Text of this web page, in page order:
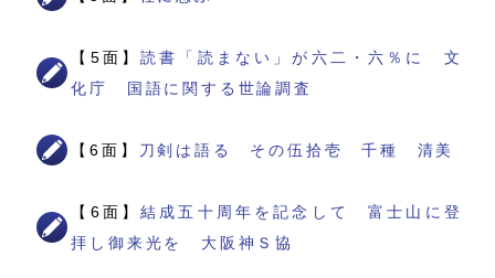
【5面】読書「読まない」が六二・六％に 文
化庁 国語に関する世論調査
【6面】 刀剣は語る その伍拾壱 千種 清美
【6面】結成五十周年を記念して 富士山に登
拝し御来光を 大阪神Ｓ協